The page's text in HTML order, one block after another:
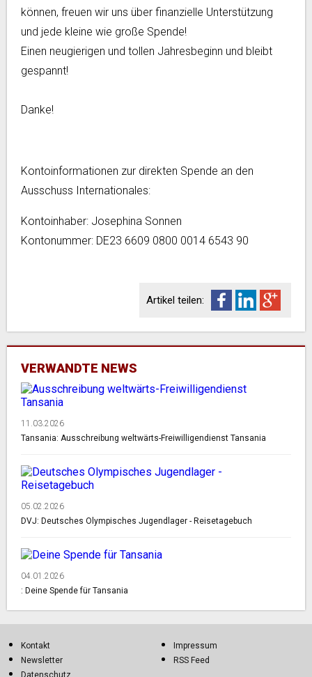
können, freuen wir uns über finanzielle Unterstützung
und jede kleine wie große Spende!
Einen neugierigen und tollen Jahresbeginn und bleibt
gespannt!
Danke!
Kontoinformationen zur direkten Spende an den
Ausschuss Internationales:
Kontoinhaber: Josephina Sonnen
Kontonummer: DE23 6609 0800 0014 6543 90
Artikel teilen:
VERWANDTE NEWS
11.03.2026
Tansania: Ausschreibung weltwärts-Freiwilligendienst Tansania
05.02.2026
DVJ: Deutsches Olympisches Jugendlager - Reisetagebuch
04.01.2026
: Deine Spende für Tansania
Kontakt
Impressum
Newsletter
RSS Feed
Datenschutz